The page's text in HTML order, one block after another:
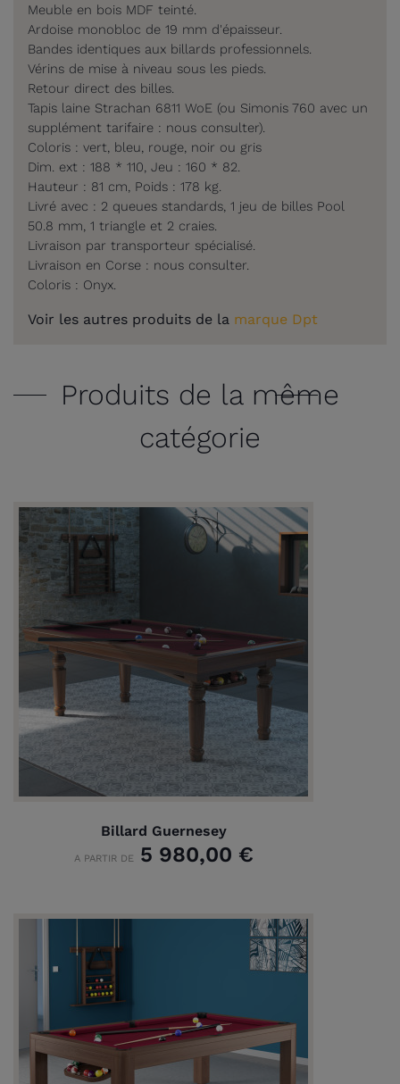
Meuble en bois MDF teinté.
Ardoise monobloc de 19 mm d'épaisseur.
Bandes identiques aux billards professionnels.
Vérins de mise à niveau sous les pieds.
Retour direct des billes.
Tapis laine Strachan 6811 WoE (ou Simonis 760 avec un
supplément tarifaire : nous consulter).
Coloris : vert, bleu, rouge, noir ou gris
Dim. ext : 188 * 110, Jeu : 160 * 82.
Hauteur : 81 cm, Poids : 178 kg.
Livré avec : 2 queues standards, 1 jeu de billes Pool
50.8 mm, 1 triangle et 2 craies.
Livraison par transporteur spécialisé.
Livraison en Corse : nous consulter.
Coloris : Onyx.
Voir les autres produits de la marque Dpt
Produits de la même
catégorie
Billard Guernesey
A PARTIR DE5 980,00 €